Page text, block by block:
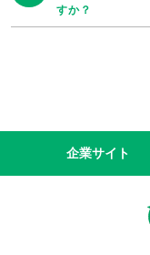
すか？
企業サイト